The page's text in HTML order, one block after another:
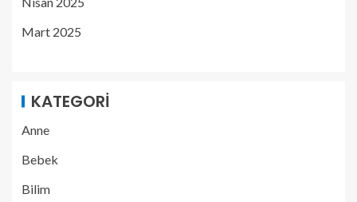
Mart 2025
KATEGORI
Anne
Bebek
Bilim